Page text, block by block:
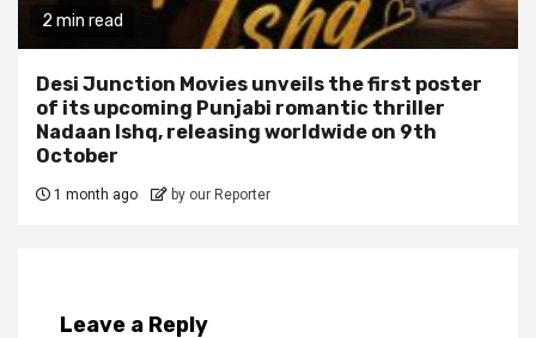
2 min read
Desi Junction Movies unveils the first poster
of its upcoming Punjabi romantic thriller
Nadaan Ishq, releasing worldwide on 9th
October
1 month ago by our Reporter
Leave a Reply